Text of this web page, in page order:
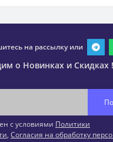
на рассылку или
о Новинках и Скидках !
с условиями Политики
, Согласия на обработку